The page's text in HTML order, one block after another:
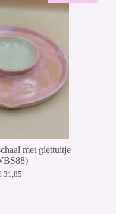
met giettuitje
31,85